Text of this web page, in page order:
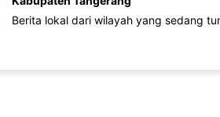
Berita lokal dari wilayah yang sedang